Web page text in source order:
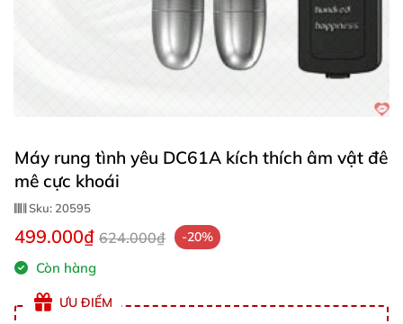
Máy rung tình yêu DC61A kích thích âm vật đê
mê cực khoái
Sku: 20595
499.000₫ 624.000₫ -20%
Còn hàng
ƯU ĐIỂM